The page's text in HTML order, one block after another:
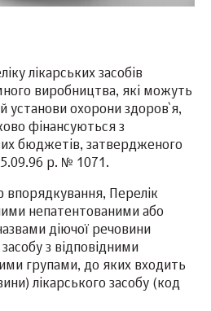
лікарських засобів
виробництва, які можуть
установи охорони здоров`я,
фінансуються з
бюджетів, затвердженого
р. № 1071.
впорядкування, Перелік
непатентованими або
діючої речовини
з відповідними
групами, до яких входить
лікарського засобу (код